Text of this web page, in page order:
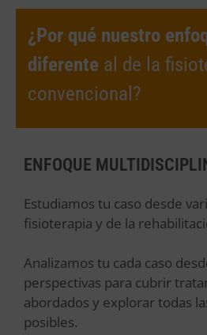
¿Por qué nuestro
diferente al de la
convencional?
ENFOQUE
Estudiamos tu caso desde
fisioterapia y de la
Analizamos tu cada caso
perspectivas para cubrir
abordados y explorar todas
posibles.